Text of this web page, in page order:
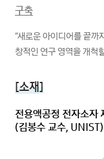
구축
“새로운 아이디어를 끝까
창적인 연구 영역을 개척
[소재]
전용액공정 전자소
(김봉수 교수, UNIST)